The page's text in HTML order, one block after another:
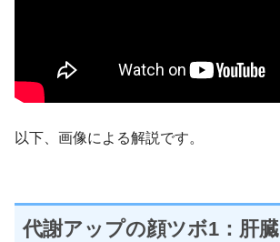
以下、画像による解説です。
代謝アップの顔ツボ1：肝臓